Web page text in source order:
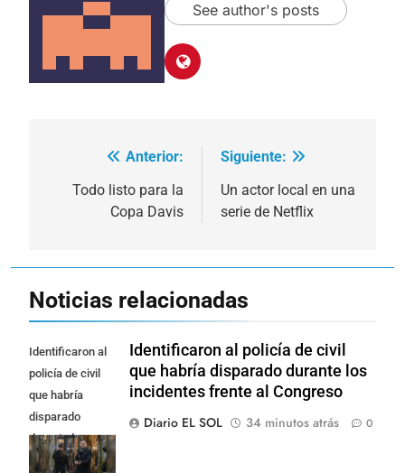
See author's posts
Navegación
entradas
Anterior:
Todo listo para la
Copa Davis
Siguiente:
Un actor local en una
serie de Netflix
Noticias relacionadas
Identificaron al
policía de civil
que habría
disparado
durante los
incidentes
Identificaron al policía de civil
que habría disparado durante los
incidentes frente al Congreso
Diario EL SOL
34 minutos atrás 0